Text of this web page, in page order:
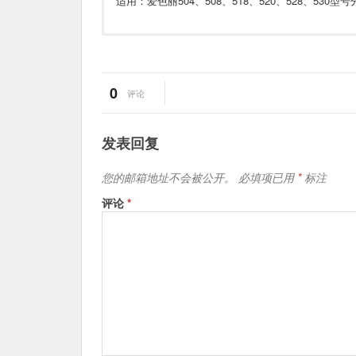
标定反射率范围：400~700nm
0 评论
发表回复
您的邮箱地址不会被公开。 必填项已用 *标注
评论 *